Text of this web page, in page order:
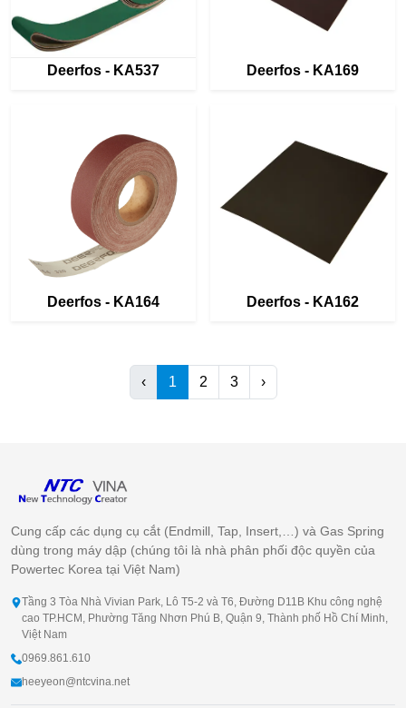
Deerfos - KA537 Deerfos - KA169
Deerfos - KA164 Deerfos - KA162
‹ 1 2 3 ›
Cung cấp các dụng cụ cắt (Endmill, Tap, Insert,…) và Gas Spring
dùng trong máy dập (chúng tôi là nhà phân phối độc quyền của
Powertec Korea tại Việt Nam)
Tầng 3 Tòa Nhà Vivian Park, Lô T5-2 và T6, Đường D11B Khu công nghệ
cao TP.HCM, Phường Tăng Nhơn Phú B, Quận 9, Thành phố Hồ Chí Minh,
Việt Nam
0969.861.610
heeyeon@ntcvina.net